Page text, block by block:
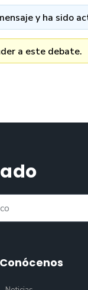
y ha sido
a este debate.
Conócenos